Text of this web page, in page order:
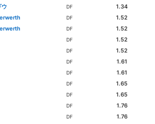
ウ
DF
1.34
DF
1.52
DF
1.52
DF
1.52
DF
1.52
DF
1.61
DF
1.61
DF
1.65
DF
1.65
DF
1.76
DF
1.76